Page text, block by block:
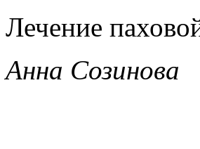
Лечение
Анна Созинова